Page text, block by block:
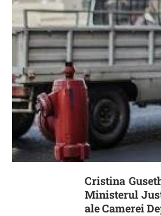
Cristina
Ministerul
ale Camerei